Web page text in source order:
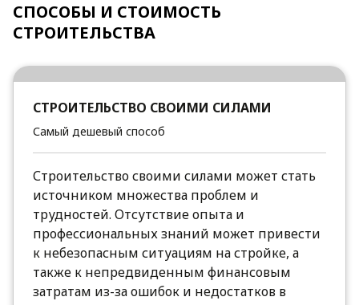
СПОСОБЫ И СТОИМОСТЬ
СТРОИТЕЛЬСТВА
СТРОИТЕЛЬСТВО СВОИМИ СИЛАМИ
Самый дешевый способ
Строительство своими силами может стать
источником множества проблем и
трудностей. Отсутствие опыта и
профессиональных знаний может привести
к небезопасным ситуациям на стройке, а
также к непредвиденным финансовым
затратам из-за ошибок и недостатков в